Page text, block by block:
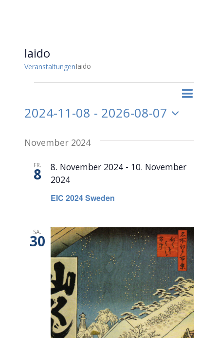
Iaido
VeranstaltungenIaido
Suche
Liste
2024-11-08 - 2026-08-07
wählen.
November 2024
FR.
8
EIC 2024 Sweden
8. November 2024- 10. November
2024
SA.
30